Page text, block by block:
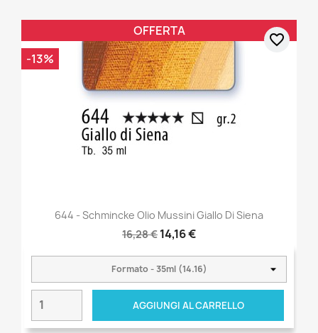
644 - Schmincke Olio Mussini Giallo Di Siena
16,28 € 14,16 €
AGGIUNGI AL CARRELLO
OFFERTA
-13%
favorite_border